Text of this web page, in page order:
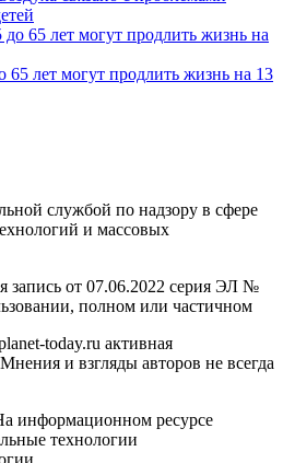
65 лет могут продлить жизнь на 13
службой по надзору в сфере
и массовых
запись от 07.06.2022 серия ЭЛ №
полном или частичном
today.ru активная
и взгляды авторов не всегда
информационном ресурсе
технологии